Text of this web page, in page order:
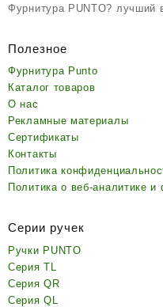
Фурнитура PUNTO? лучший
Полезное
Фурнитура Punto
Каталог товаров
О нас
Рекламные материалы
Сертификаты
Контакты
Политика
Политика о веб-аналитике
Серии ручек
Ручки PUNTO
Серия TL
Серия QR
Серия QL